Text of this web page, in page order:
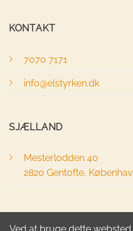
KONTAKT
7070 7171
info@elstyrken.dk
SJÆLLAND
Mesterlodden 40
2820 Gentofte,